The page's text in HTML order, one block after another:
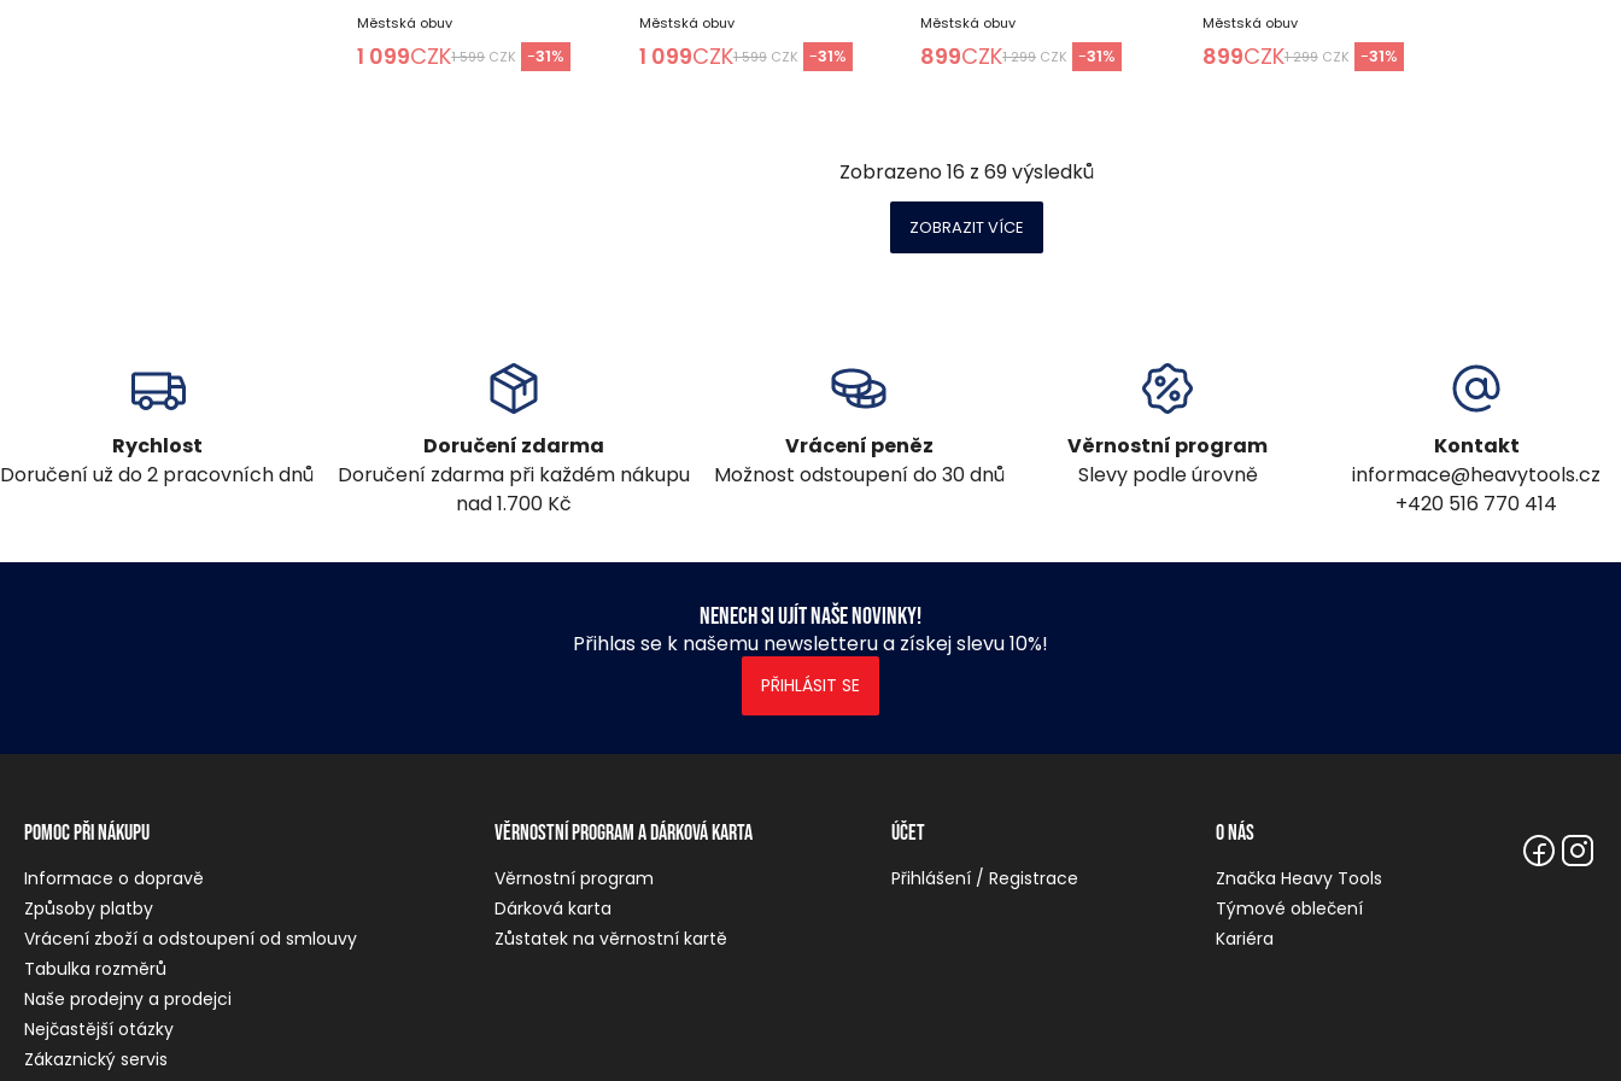
Městská obuv
1 099CZK1 599 CZK -31%
Městská obuv
1 099CZK1 599CZK -31%
Městská obuv
899CZK1 299 CZK -31%
Městská obuv
899CZK1 299CZK -31%
Zobrazeno16 z69výsledků
ZOBRAZIT VÍCE
Rychlost
Doručení už do 2 pracovních dnů
Doručení zdarma
Doručení zdarma při každém nákupu
nad 1.700 Kč
Vrácení peněz
Možnost odstoupení do 30 dnů
Věrnostní program
Slevy podle úrovně
Kontakt
informace@heavytools.cz
+420 516 770 414
Nenech si ujít naše novinky!
Přihlas se k našemu newsletteru a získej slevu 10%!
PŘIHLÁSIT SE
Pomoc při nákupu
Informace o dopravě
Způsoby platby
Vrácení zboží a odstoupení od smlouvy
Tabulka rozměrů
Naše prodejny a prodejci
Nejčastější otázky
Zákaznický servis
Věrnostní program a dárková karta
Věrnostní program
Dárková karta
Zůstatek na věrnostní kartě
Účet
Přihlášení / Registrace
O nás
Značka Heavy Tools
Týmové oblečení
Kariéra